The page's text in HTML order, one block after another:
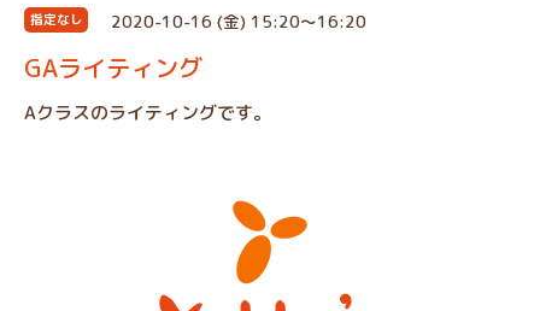
指定なし 2020-10-16 (金) 15:20～16:20
GAライティング
Aクラスのライティングです。